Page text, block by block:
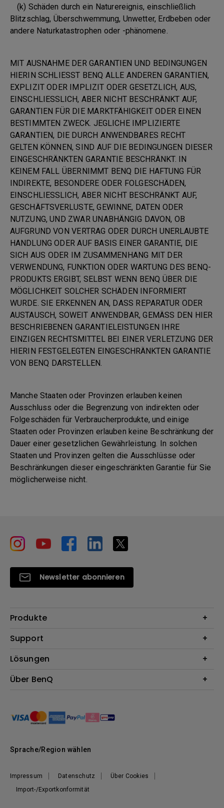
(k) Schäden durch ein Naturereignis, einschließlich
Blitzschlag, Überschwemmung, Unwetter, Erdbeben oder
andere Naturkatastrophen oder -phänomene.
MIT AUSNAHME DER GARANTIEN UND BEDINGUNGEN
HIERIN SCHLIESST BENQ ALLE ANDEREN GARANTIEN,
EXPLIZIT ODER IMPLIZIT ODER GESETZLICH, AUS,
EINSCHLIESSLICH, ABER NICHT BESCHRÄNKT AUF,
GARANTIEN FÜR DIE MARKTFÄHIGKEIT ODER EINEN
BESTIMMTEN ZWECK. JEGLICHE IMPLIZIERTE
GARANTIEN, DIE DURCH ANWENDBARES RECHT
GELTEN KÖNNEN, SIND AUF DIE BEDINGUNGEN DIESER
EINGESCHRÄNKTEN GARANTIE BESCHRÄNKT. IN
KEINEM FALL ÜBERNIMMT BENQ DIE HAFTUNG FÜR
INDIREKTE, BESONDERE ODER FOLGESCHÄDEN,
EINSCHLIESSLICH, ABER NICHT BESCHRÄNKT AUF,
GESCHÄFTSVERLUSTE, GEWINNE, DATEN ODER
NUTZUNG, UND ZWAR UNABHÄNGIG DAVON, OB
AUFGRUND VON VERTRAG ODER DURCH UNERLAUBTE
HANDLUNG ODER AUF BASIS EINER GARANTIE, DIE
SICH AUS ODER IM ZUSAMMENHANG MIT DER
VERWENDUNG, FUNKTION ODER WARTUNG DES BENQ-
PRODUKTS ERGIBT, SELBST WENN BENQ ÜBER DIE
MÖGLICHKEIT SOLCHER SCHÄDEN INFORMIERT
WURDE. SIE ERKENNEN AN, DASS REPARATUR ODER
AUSTAUSCH, SOWEIT ANWENDBAR, GEMÄSS DEN HIER
BESCHRIEBENEN GARANTIELEISTUNGEN IHRE
EINZIGEN RECHTSMITTEL BEI EINER VERLETZUNG DER
HIERIN FESTGELEGTEN EINGESCHRÄNKTEN GARANTIE
VON BENQ DARSTELLEN.
Manche Staaten oder Provinzen erlauben keinen
Ausschluss oder die Begrenzung von indirekten oder
Folgeschäden für Verbraucherprodukte, und einige
Staaten oder Provinzen erlauben keine Beschränkung der
Dauer einer gesetzlichen Gewährleistung. In solchen
Staaten und Provinzen gelten die Ausschlüsse oder
Beschränkungen dieser eingeschränkten Garantie für Sie
möglicherweise nicht.
Newsletter abonnieren
Produkte
Beamer
Lampen
Webcams
Support
Kontakt
Reparaturservice
Onlineshop FAQ
BenQ Blog
Lösungen
Für Unternehmen
Über BenQ
Nachhaltigkeit
Unser Versprechen
Impressum Datenschutz
Über Cookies
Import-/Exportkonformität
Sprache/Region wählen